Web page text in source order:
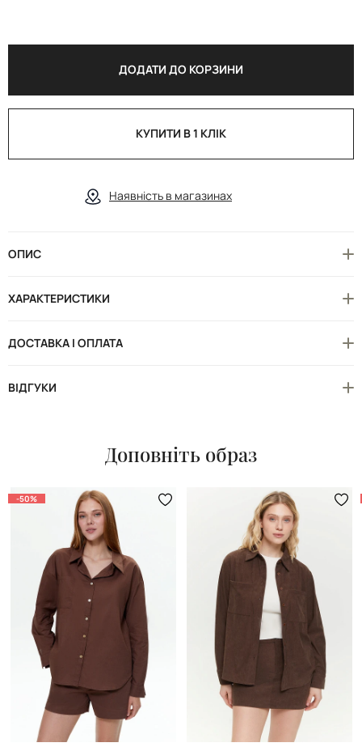
ДОДАТИ ДО КОРЗИНИ
КУПИТИ В 1 КЛІК
Наявність в магазинах
ОПИС
ХАРАКТЕРИСТИКИ
ДОСТАВКА І ОПЛАТА
ВІДГУКИ
Доповніть образ
-50%